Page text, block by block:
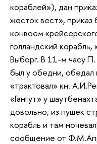
кораблей»), дан
жесток вест»,
конвоем
голландский
Выборг. В 11-м часу
был у обедни, обедал
«трактовал» кн.
«Гангут» у
довольно, из пушек
корабль и там
сообщение от